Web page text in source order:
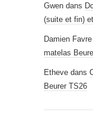
Gwen dans
(suite et fin)
Damien Favre
matelas
Etheve dans
Beurer TS26